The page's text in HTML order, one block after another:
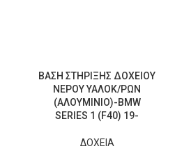
ΒΑΣΗ ΣΤΗΡΙΞΗΣ ΔΟΧΕΙΟΥ
ΝΕΡΟΥ ΥΑΛΟΚ/ΡΩΝ
(ΑΛΟΥΜΙΝΙΟ)-BMW
SERIES 1 (F40) 19-
ΔΟΧΕΙΑ